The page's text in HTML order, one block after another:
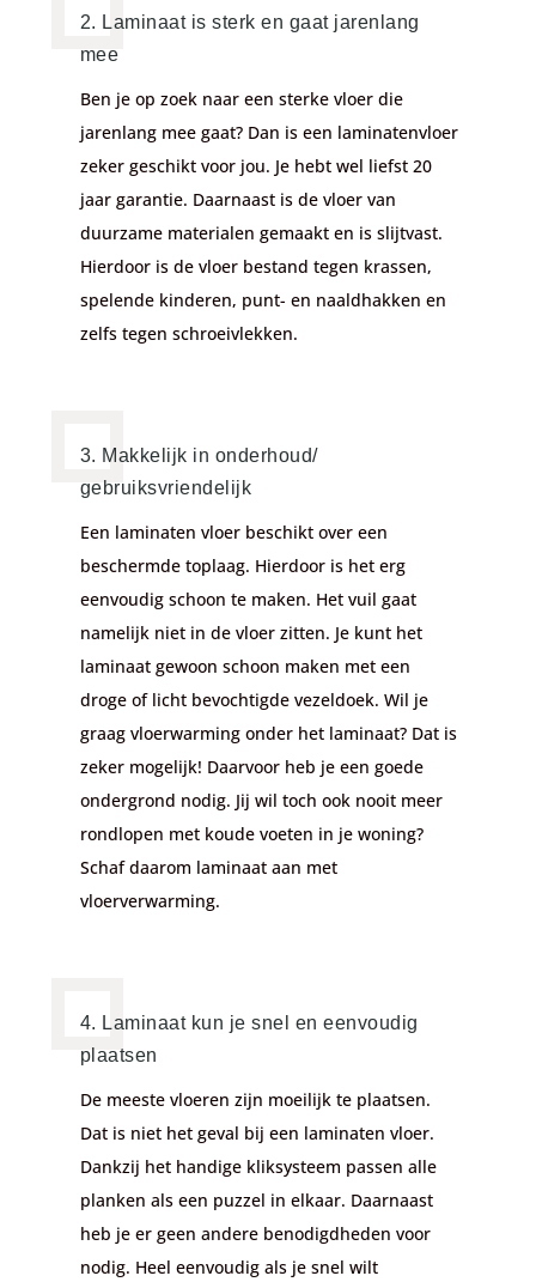
2. Laminaat is sterk en gaat jarenlang
mee
Ben je op zoek naar een sterke vloer die
jarenlang mee gaat? Dan is een laminatenvloer
zeker geschikt voor jou. Je hebt wel liefst 20
jaar garantie. Daarnaast is de vloer van
duurzame materialen gemaakt en is slijtvast.
Hierdoor is de vloer bestand tegen krassen,
spelende kinderen, punt- en naaldhakken en
zelfs tegen schroeivlekken.
3. Makkelijk in onderhoud/
gebruiksvriendelijk
Een laminaten vloer beschikt over een
beschermde toplaag. Hierdoor is het erg
eenvoudig schoon te maken. Het vuil gaat
namelijk niet in de vloer zitten. Je kunt het
laminaat gewoon schoon maken met een
droge of licht bevochtigde vezeldoek. Wil je
graag vloerwarming onder het laminaat? Dat is
zeker mogelijk! Daarvoor heb je een goede
ondergrond nodig. Jij wil toch ook nooit meer
rondlopen met koude voeten in je woning?
Schaf daarom laminaat aan met
vloerverwarming.
4. Laminaat kun je snel en eenvoudig
plaatsen
De meeste vloeren zijn moeilijk te plaatsen.
Dat is niet het geval bij een laminaten vloer.
Dankzij het handige kliksysteem passen alle
planken als een puzzel in elkaar. Daarnaast
heb je er geen andere benodigdheden voor
nodig. Heel eenvoudig als je snel wilt